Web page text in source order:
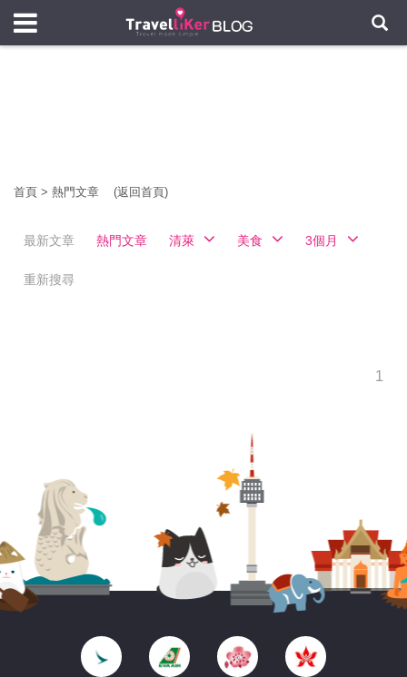
首頁 > 熱門文章 (返回首頁)
最新文章 熱門文章 清萊 美食 3個月
重新搜尋
1